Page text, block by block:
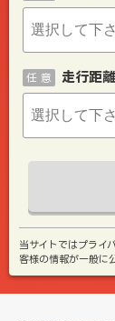
走行距離
任 意
当サイトではプライ
客様の情報が一般に